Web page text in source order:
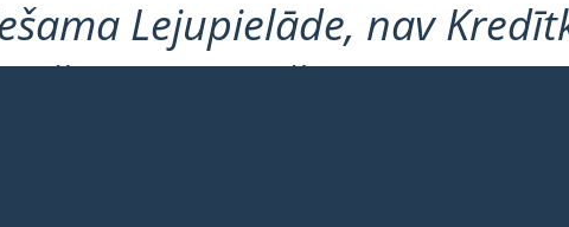
Lejupielāde, nav
Pieteikšanās!